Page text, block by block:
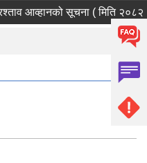
आव्हानको सूचना ( मिति